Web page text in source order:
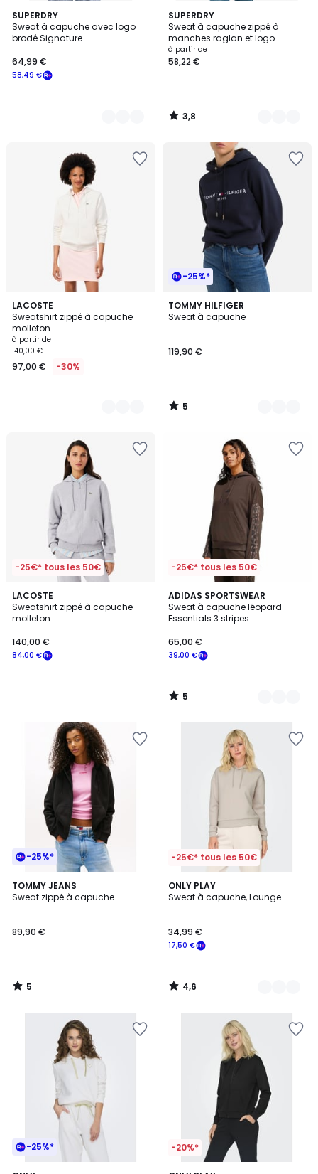
SUPERDRY
Sweat à capuche avec logo
brodé Signature
58,49 €
64,99 €
2
Couleurs
SUPERDRY
Sweat à capuche zippé à
manches raglan et logo
Essential
à partir de
58,22 €
3,8
/ 5
5
Couleurs
3,8
/
LACOSTE
Sweatshirt zippé à capuche
molleton
à partir de
140,00 €
97,00 € -30%
4
Couleurs
-25%*
TOMMY HILFIGER
Sweat à capuche
119,90 €
5
/
2
Couleurs
5
/
-25€* tous les 50€
LACOSTE
Sweatshirt zippé à capuche
molleton
84,00 €
140,00 €
-25€* tous les 50€
ADIDAS SPORTSWEAR
Sweat à capuche léopard
Essentials 3 stripes
39,00 €
65,00 €
5
/
5
2
Couleurs
5
/
-25%*
TOMMY JEANS
Sweat zippé à capuche
89,90 €
5
/
5
/
-25€* tous les 50€
ONLY PLAY
Sweat à capuche, Lounge
17,50 €
34,99 €
4,6
/ 5
2
Couleurs
4,6
/
-25%* -20%*